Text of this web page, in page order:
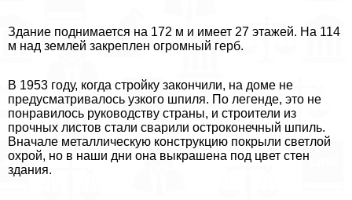
Здание поднимается на 172 м и имеет 27 этажей. На 114
м над землей закреплен огромный герб.
В 1953 году, когда стройку закончили, на доме не
предусматривалось узкого шпиля. По легенде, это не
понравилось руководству страны, и строители из
прочных листов стали сварили остроконечный шпиль.
Вначале металлическую конструкцию покрыли светлой
охрой, но в наши дни она выкрашена под цвет стен
здания.